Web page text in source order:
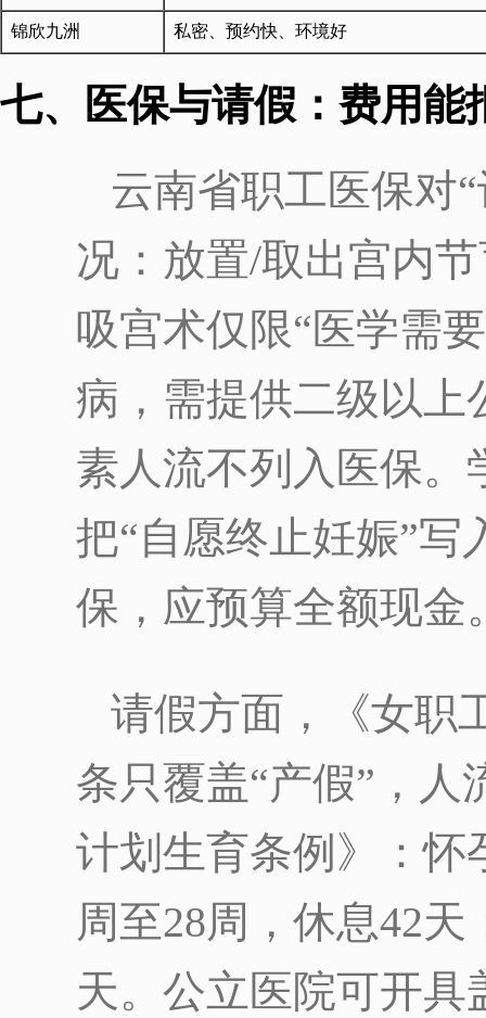
锦欣九洲 私密、预约快、环境好
七、医保与请假：费用能
云南省职工医保对
况：放置/取出宫内
吸宫术仅限“医学需
病，需提供二级以上
素人流不列入医保。
把“自愿终止妊娠”写
保，应预算全额现金
请假方面，《女职
条只覆盖“产假”，
计划生育条例》：怀
周至28周，休息42
天。公立医院可开